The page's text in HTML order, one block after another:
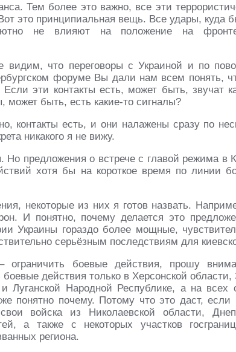
Тем более это важно, все эти
это принципиальная вещь. Все удары, куда
не влияют на положение на
что переговоры с Украиной и по
форуме Вы дали нам всем понять,
эти контакты есть, может быть, звучат
может быть, есть какие-то сигналы?
контакты есть, и они налажены сразу по
никакого я не вижу.
Но предложения о встрече с главой режима в
хотя бы на короткое время по линии
некоторые из них я готов назвать.
И понятно, почему делается это
Украины гораздо более мощные,
серьёзным последствиям для
боевые действия, прошу
действия только в Херсонской
Луганской Народной Республике, а на всех
понятно почему. Потому что это даст,
войска из Николаевской области,
а также с некоторых участков
региона.